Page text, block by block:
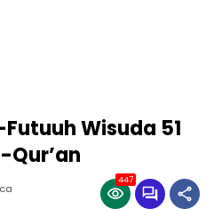
Wisuda 51
Qur’an
447